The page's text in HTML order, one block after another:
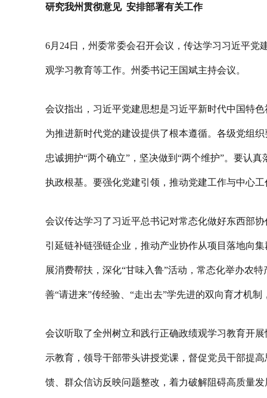
研究我州贯彻意见 安排部署有关工作
6月24日，州委常委会召开会议，传达学习习近平
观学习教育等工作。州委书记王国斌主持会议。
会议指出，习近平党建思想是习近平新时代中国特
为推进新时代党的建设提供了根本遵循。各级党组
忠诚拥护“两个确立”，坚决做到“两个维护”。要认
执政根基。要强化党建引领，推动党建工作与中心
会议传达学习了习近平总书记对常态化做好东西部
引延链补链强链企业，推动产业协作从项目落地向
展消费帮扶，深化“甘味入鲁”活动，常态化举办农
善“请进来”传经验、“走出去”学先进的双向育才机
会议听取了全州树立和践行正确政绩观学习教育开
示教育，领导干部带头讲授党课，督促党员干部提
馈、群众信访反映问题整改，着力破解阻碍高质量